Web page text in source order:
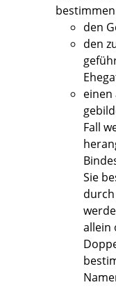
den
den
einen
Fall
Sie
allein